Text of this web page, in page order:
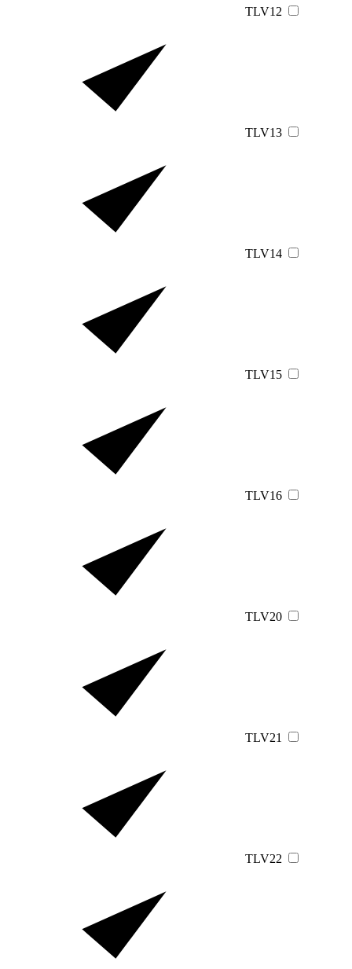
TLV12
TLV13
TLV14
TLV15
TLV16
TLV20
TLV21
TLV22